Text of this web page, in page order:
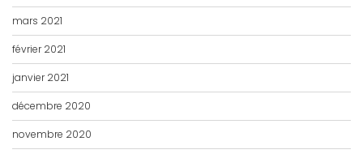
mars 2021
février 2021
janvier 2021
décembre 2020
novembre 2020